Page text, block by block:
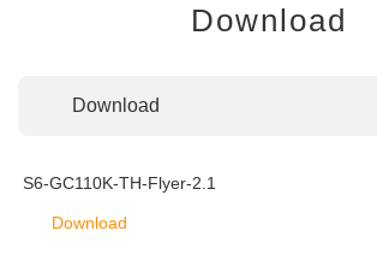
Download
Download
S6-GC110K-TH-Flyer-2.1
Download